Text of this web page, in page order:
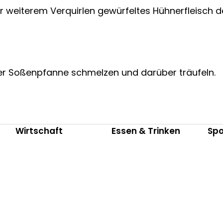
Verquirlen gewürfeltes Hühnerfleisch
Soßenpfanne schmelzen und darüber träufeln.
Wirtschaft Essen & Trinken